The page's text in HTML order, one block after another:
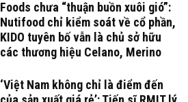
Foods chưa “thuận buồn xuôi gió”:
Nutifood chỉ kiểm soát về cổ phần,
KIDO tuyên bố vẫn là chủ sở hữu
các thương hiệu Celano, Merino
‘Việt Nam không chỉ là điểm đến